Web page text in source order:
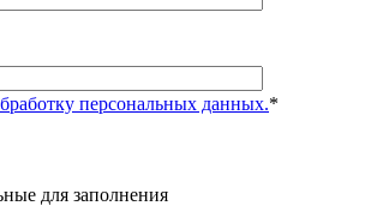
персональных данных.*
для заполнения